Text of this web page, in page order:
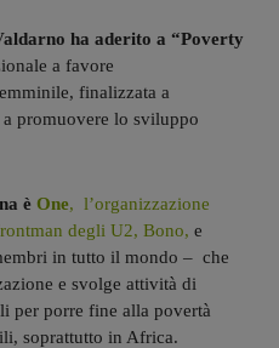
ha aderito a “Poverty
a favore
finalizzata a
a promuovere lo sviluppo
è One, l’organizzazione
degli U2, Bono, e
in tutto il mondo – che
e svolge attività di
per porre fine alla povertà
soprattutto in Africa.